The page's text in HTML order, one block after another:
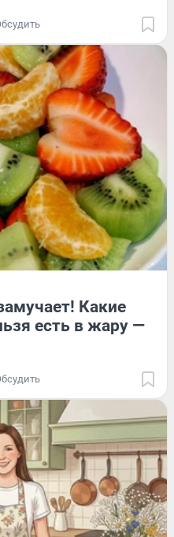
Какие
есть в жару —